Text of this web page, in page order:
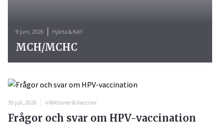
30 juli, 2026 Infektioner & Vacciner
Frågor och svar om HPV-vaccination
9 juni, 2026 Hjärta & Kärl
MCH/MCHC